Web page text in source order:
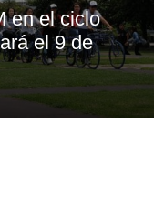
en el ciclo
el 9 de